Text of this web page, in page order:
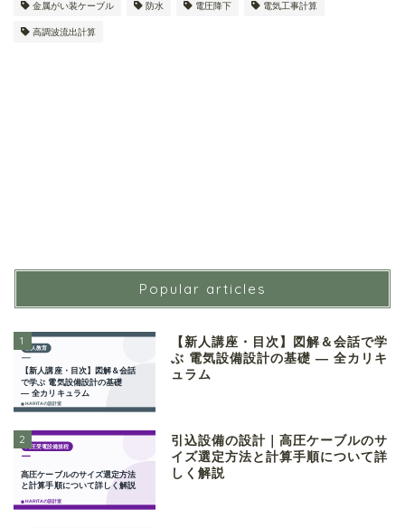
金属がい装ケーブル 防水 電圧降下 電気工事計算
高調波流出計算
Popular articles
1
【新人講座・目次】図解＆会話で学
ぶ 電気設備設計の基礎 ― 全カリキ
ュラム
2
引込設備の設計｜高圧ケーブルのサ
イズ選定方法と計算手順について詳
しく解説